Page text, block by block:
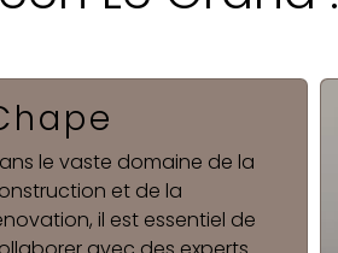
de
une référence
dans le domaine